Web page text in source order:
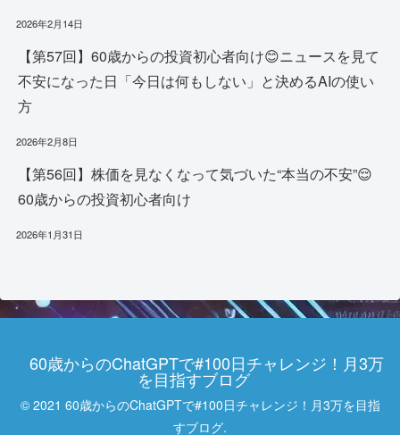
2026年2月14日
【第57回】60歳からの投資初心者向け😊ニュースを見て
不安になった日「今日は何もしない」と決めるAIの使い
方
2026年2月8日
【第56回】株価を見なくなって気づいた“本当の不安”😌
60歳からの投資初心者向け
2026年1月31日
60歳からのChatGPTで#100日チャレンジ！月3万
を目指すブログ
© 2021 60歳からのChatGPTで#100日チャレンジ！月3万を目指
すブログ.